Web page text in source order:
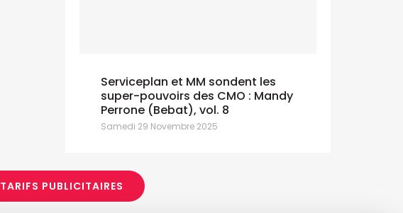
Serviceplan et MM sondent les
super-pouvoirs des CMO : Mandy
Perrone (Bebat), vol. 8
Samedi 29 Novembre 2025
TARIFS PUBLICITAIRES